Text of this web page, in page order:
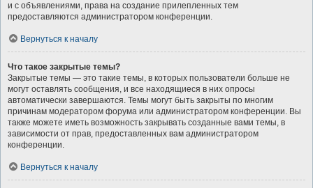
и с объявлениями, права на создание прилепленных тем
предоставляются администратором конференции.
Вернуться к началу
Что такое закрытые темы?
Закрытые темы — это такие темы, в которых пользователи больше не
могут оставлять сообщения, и все находящиеся в них опросы
автоматически завершаются. Темы могут быть закрыты по многим
причинам модератором форума или администратором конференции. Вы
также можете иметь возможность закрывать созданные вами темы, в
зависимости от прав, предоставленных вам администратором
конференции.
Вернуться к началу